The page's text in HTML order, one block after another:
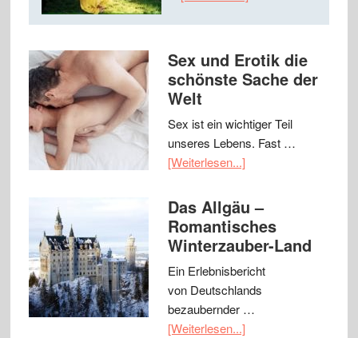
Sex und Erotik die
schönste Sache der
Welt
Sex ist ein wichtiger Teil
unseres Lebens. Fast …
[Weiterlesen...]
Das Allgäu –
Romantisches
Winterzauber-Land
Ein Erlebnisbericht
von Deutschlands
bezaubernder …
[Weiterlesen...]